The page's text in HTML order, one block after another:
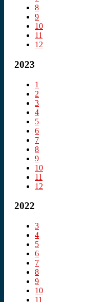
8
9
10
11
12
2023
1
2
3
4
5
6
7
8
9
10
11
12
2022
3
4
5
6
7
8
9
10
11